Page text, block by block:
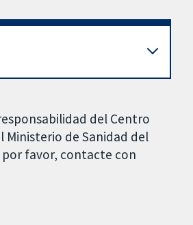
del Centro
Ministerio de Sanidad del
favor, contacte con